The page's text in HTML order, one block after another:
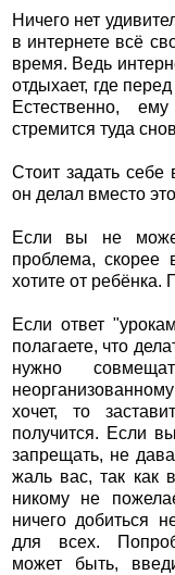
Ничего нет
в интернете всё
время. Ведь
отдыхает, где
Естественно,
стремится туда
Стоит задать
он делал вместо
Если вы не
проблема, скорее
хотите от ребёнка.
Если ответ
полагаете, что
нужно
хочет, то
получится. Если
запрещать, не
жаль вас, так как
никому не
ничего добиться
для всех.
может быть,